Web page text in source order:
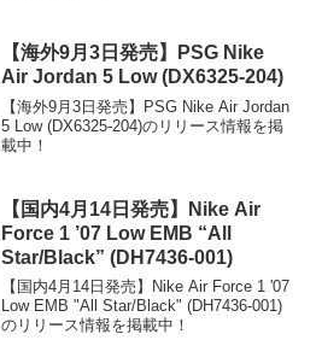
【海外9月3日発売】PSG Nike
Air Jordan 5 Low (DX6325-204)
【海外9月3日発売】PSG Nike Air Jordan
5 Low (DX6325-204)のリリース情報を掲
載中！
【国内4月14日発売】Nike Air
Force 1 ’07 Low EMB “All
Star/Black” (DH7436-001)
【国内4月14日発売】Nike Air Force 1 '07
Low EMB "All Star/Black" (DH7436-001)
のリリース情報を掲載中！